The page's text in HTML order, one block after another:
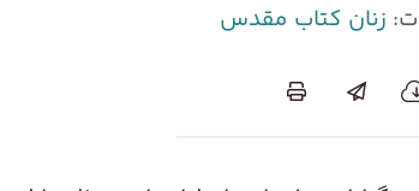
زنان کتاب مقدس